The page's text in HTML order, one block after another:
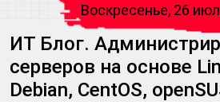
Воскресенье, 26
ИТ Блог.
серверов на основе
Debian, CentOS,